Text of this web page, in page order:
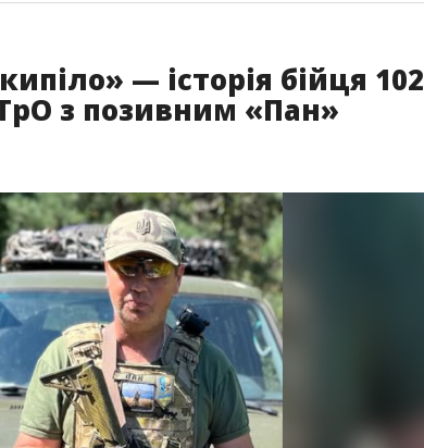
— історія бійця 102
з позивним «Пан»